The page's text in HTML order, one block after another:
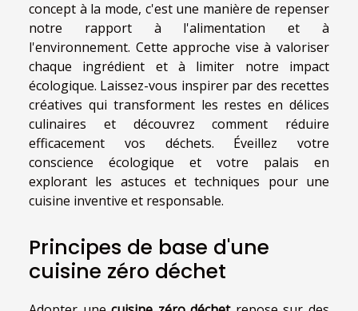
concept à la mode, c'est une manière de repenser
notre rapport à l'alimentation et à
l'environnement. Cette approche vise à valoriser
chaque ingrédient et à limiter notre impact
écologique. Laissez-vous inspirer par des recettes
créatives qui transforment les restes en délices
culinaires et découvrez comment réduire
efficacement vos déchets. Éveillez votre
conscience écologique et votre palais en
explorant les astuces et techniques pour une
cuisine inventive et responsable.
Principes de base d'une
cuisine zéro déchet